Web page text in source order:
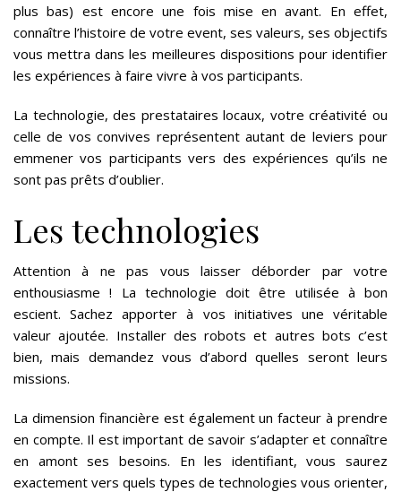
plus bas) est encore une fois mise en avant. En effet,
connaître l’histoire de votre event, ses valeurs, ses objectifs
vous mettra dans les meilleures dispositions pour identifier
les expériences à faire vivre à vos participants.
La technologie, des prestataires locaux, votre créativité ou
celle de vos convives représentent autant de leviers pour
emmener vos participants vers des expériences qu’ils ne
sont pas prêts d’oublier.
Les technologies
Attention à ne pas vous laisser déborder par votre
enthousiasme ! La technologie doit être utilisée à bon
escient. Sachez apporter à vos initiatives une véritable
valeur ajoutée. Installer des robots et autres bots c’est
bien, mais demandez vous d’abord quelles seront leurs
missions.
La dimension financière est également un facteur à prendre
en compte. Il est important de savoir s’adapter et connaître
en amont ses besoins. En les identifiant, vous saurez
exactement vers quels types de technologies vous orienter,